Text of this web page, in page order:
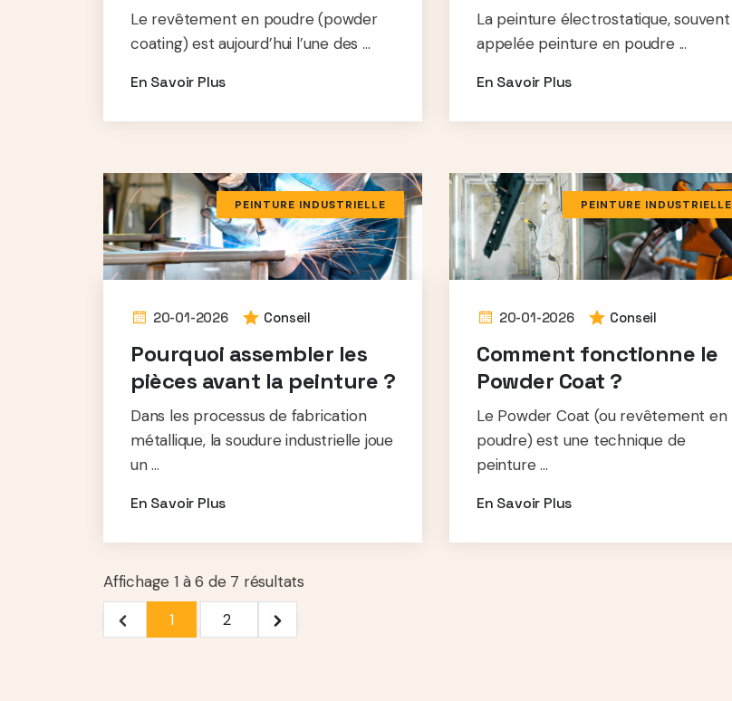
Le revêtement en poudre (powder
coating) est aujourd’hui l’une des ...
En Savoir Plus
La peinture électrostatique, souvent
appelée peinture en poudre ...
En Savoir Plus
PEINTURE INDUSTRIELLE
20-01-2026 Conseil
Pourquoi assembler les
pièces avant la peinture ?
Dans les processus de fabrication
métallique, la soudure industrielle joue
un ...
En Savoir Plus
PEINTURE INDUSTRIELLE
20-01-2026 Conseil
Comment fonctionne le
Powder Coat ?
Le Powder Coat (ou revêtement en
poudre) est une technique de
peinture ...
En Savoir Plus
Affichage 1à6 de 7 résultats
1
2